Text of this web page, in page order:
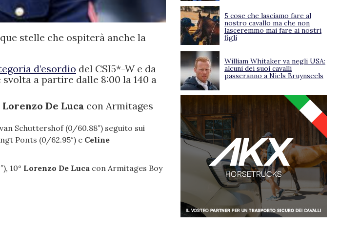
stelle che ospiterà anche la
d’esordio del CSI5*-W e da
a partire dalle 8:00 la 140 a
Lorenzo De Luca con Armitages
Schuttershof (0/60.88″) seguito sui
Ponts (0/62.95″) e Celine
10° Lorenzo De Luca con Armitages Boy
5 cose che lasciamo fare al
nostro cavallo ma che non
lasceremmo mai fare ai nostri
figli
William Whitaker va negli USA:
alcuni dei suoi cavalli
passeranno a Niels Bruynseels